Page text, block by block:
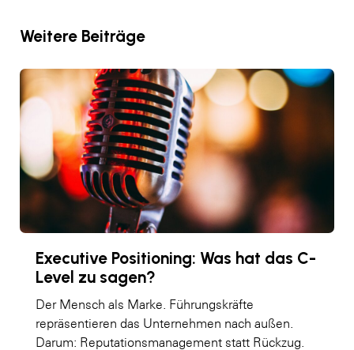
Weitere Beiträge
Executive Positioning: Was hat das C-
Level zu sagen?
Der Mensch als Marke. Führungskräfte
repräsentieren das Unternehmen nach außen.
Darum: Reputationsmanagement statt Rückzug.